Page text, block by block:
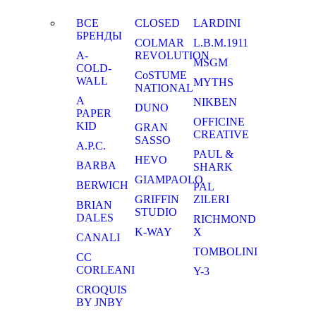
ВСЕ
БРЕНДЫ
A-
COLD-
WALL
A
PAPER
KID
A.P.C.
BARBA
BERWICH
BRIAN
DALES
CANALI
CC
CORLEANI
CROQUIS
BY JNBY
CLOSED
COLMAR
REVOLUTION
CoSTUME
NATIONAL
DUNO
GRAN
SASSO
HEVO
GIAMPAOLO
GRIFFIN
STUDIO
K-WAY
LARDINI
L.B.M.1911
MSGM
MYTHS
NIKBEN
OFFICINE
CREATIVE
PAUL &
SHARK
PAL
ZILERI
RICHMOND
X
TOMBOLINI
Y-3